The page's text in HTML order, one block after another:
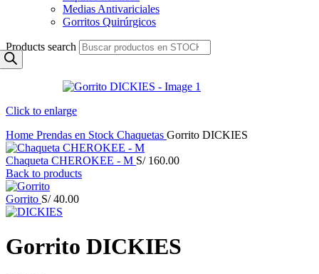
Medias Antivariciales
Gorritos Quirúrgicos
Products search
Click to enlarge
Home Prendas en Stock Chaquetas Gorrito DICKIES
Chaqueta CHEROKEE - M S/160.00
Back to products
Gorrito S/40.00
Gorrito DICKIES